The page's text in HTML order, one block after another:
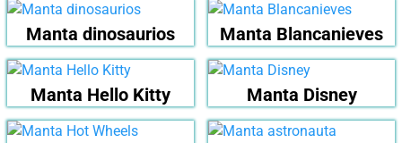
Manta dinosaurios Manta Blancanieves
Manta Hello Kitty Manta Disney